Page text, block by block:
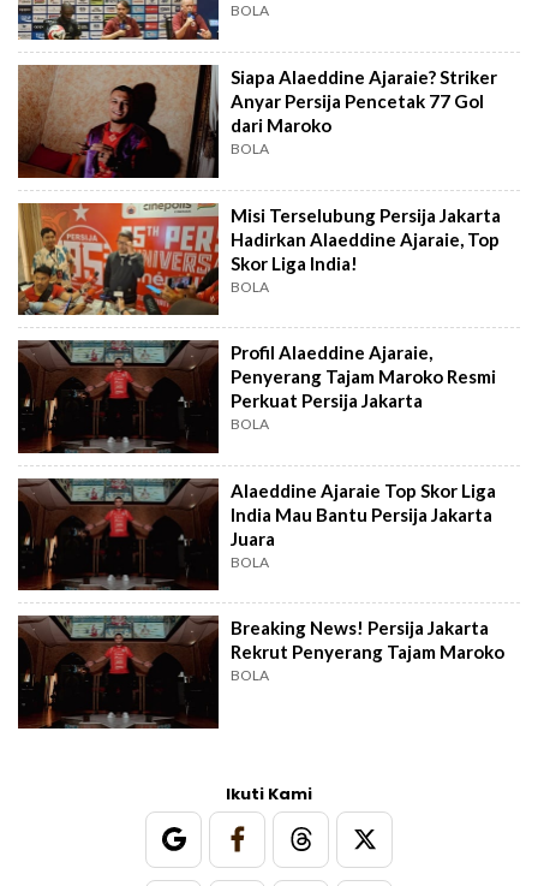
BOLA
Siapa Alaeddine Ajaraie? Striker
Anyar Persija Pencetak 77 Gol
dari Maroko
BOLA
Misi Terselubung Persija Jakarta
Hadirkan Alaeddine Ajaraie, Top
Skor Liga India!
BOLA
Profil Alaeddine Ajaraie,
Penyerang Tajam Maroko Resmi
Perkuat Persija Jakarta
BOLA
Alaeddine Ajaraie Top Skor Liga
India Mau Bantu Persija Jakarta
Juara
BOLA
Breaking News! Persija Jakarta
Rekrut Penyerang Tajam Maroko
BOLA
Ikuti Kami